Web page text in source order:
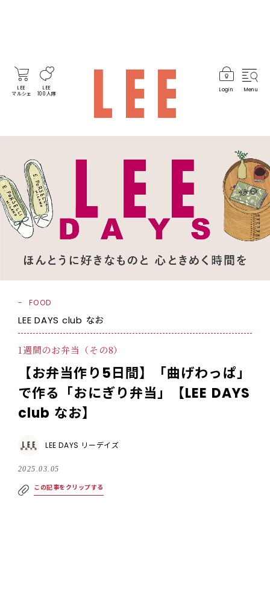
LEE
マルシェ
LEE
100人隊
Login Menu
FOOD
LEE DAYS club なお
1週間のお弁当（その8）
【お弁当作り5日間】「曲げわっぱ」
で作る「おにぎり弁当」【LEE DAYS
club なお】
LEE DAYS リーデイズ
2025.03.05
この記事をクリップする